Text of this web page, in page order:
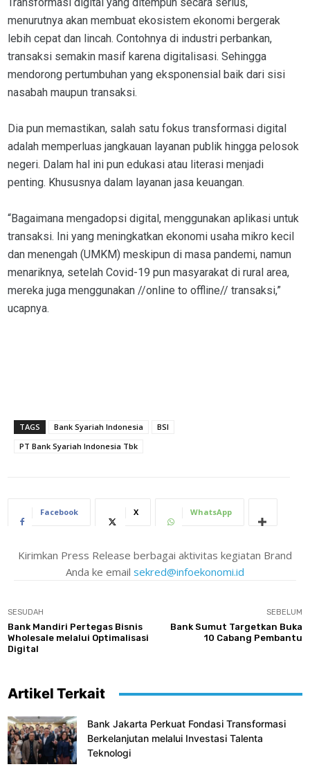
menurutnya akan membuat ekosistem ekonomi bergerak
lebih cepat dan lincah. Contohnya di industri perbankan,
transaksi semakin masif karena digitalisasi. Sehingga
mendorong pertumbuhan yang eksponensial baik dari sisi
nasabah maupun transaksi.
Dia pun memastikan, salah satu fokus transformasi digital
adalah memperluas jangkauan layanan publik hingga pelosok
negeri. Dalam hal ini pun edukasi atau literasi menjadi
penting. Khususnya dalam layanan jasa keuangan.
“Bagaimana mengadopsi digital, menggunakan aplikasi untuk
transaksi. Ini yang meningkatkan ekonomi usaha mikro kecil
dan menengah (UMKM) meskipun di masa pandemi, namun
menariknya, setelah Covid-19 pun masyarakat di rural area,
mereka juga menggunakan //online to offline// transaksi,”
ucapnya.
TAGS Bank Syariah Indonesia
BSI
PT Bank Syariah Indonesia Tbk
Facebook X WhatsApp
Kirimkan Press Release berbagai aktivitas kegiatan Brand
Anda ke email sekred@infoekonomi.id
SESUDAH
Bank Mandiri Pertegas Bisnis
Wholesale melalui Optimalisasi
Digital
SEBELUM
Bank Sumut Targetkan Buka
10 Cabang Pembantu
Artikel Terkait
Bank Jakarta Perkuat Fondasi Transformasi
Berkelanjutan melalui Investasi Talenta
Teknologi